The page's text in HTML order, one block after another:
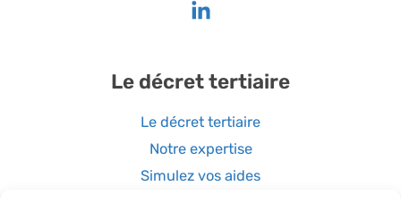
Le décret tertiaire
Le décret tertiaire
Notre expertise
Simulez vos aides